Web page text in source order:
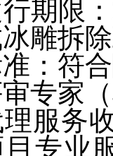
期限：
雕拆
：符
专家
服务
专业